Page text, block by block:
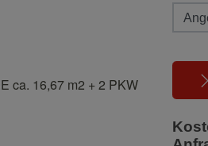
ca. 16,67 m2 + 2 PKW